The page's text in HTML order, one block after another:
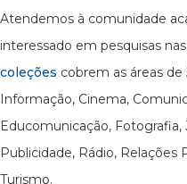
Atendemos à comunidade
interessado em pesquisas
coleções cobrem as áreas de
Informação, Cinema,
Educomunicação, Fotografia,
Publicidade, Rádio, Relações
Turismo.